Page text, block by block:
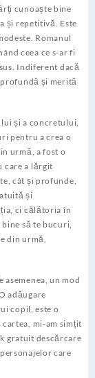
cunoaște bine
și repetitivă. Este
Romanul
ceea ce s-ar fi
Indiferent dacă
și merită
și a concretului,
pentru a crea o
urmă, a fost o
care a lărgit
cât și profunde,
și
ci călătoria în
să te bucuri,
din urmă,
un mod
adăugare
copil, este o
mi-am simțit
gratuit descărcare
care